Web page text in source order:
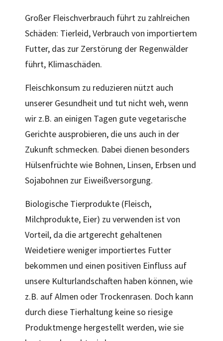
Großer Fleischverbrauch führt zu zahlreichen
Schäden: Tierleid, Verbrauch von importiertem
Futter, das zur Zerstörung der Regenwälder
führt, Klimaschäden.
Fleischkonsum zu reduzieren nützt auch
unserer Gesundheit und tut nicht weh, wenn
wir z.B. an einigen Tagen gute vegetarische
Gerichte ausprobieren, die uns auch in der
Zukunft schmecken. Dabei dienen besonders
Hülsenfrüchte wie Bohnen, Linsen, Erbsen und
Sojabohnen zur Eiweißversorgung.
Biologische Tierprodukte (Fleisch,
Milchprodukte, Eier) zu verwenden ist von
Vorteil, da die artgerecht gehaltenen
Weidetiere weniger importiertes Futter
bekommen und einen positiven Einfluss auf
unsere Kulturlandschaften haben können, wie
z.B. auf Almen oder Trockenrasen. Doch kann
durch diese Tierhaltung keine so riesige
Produktmenge hergestellt werden, wie sie